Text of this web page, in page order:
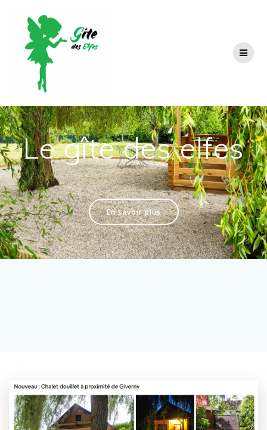
Le gîte des elfes
.
En savoir plus